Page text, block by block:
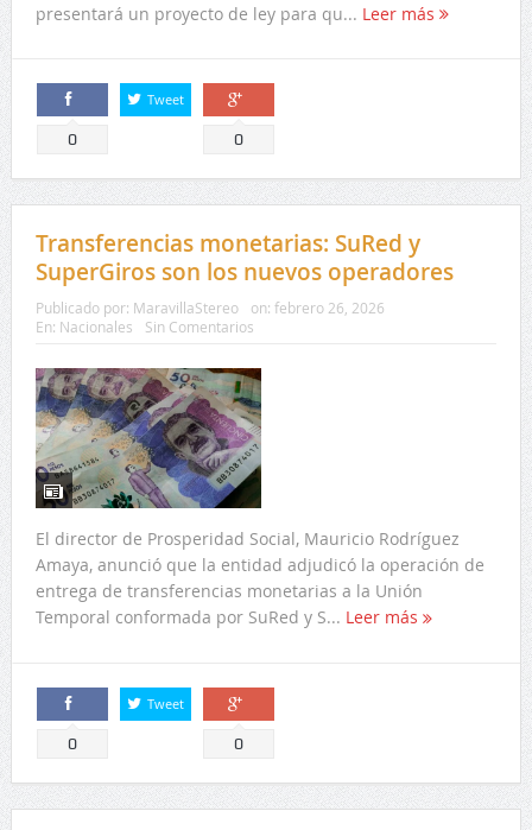
presentará un proyecto de ley para qu... Leer más
Comparte
0
Tweet
Comparte
0
Transferencias monetarias: SuRed y
SuperGiros son los nuevos operadores
Publicado por: MaravillaStereo on: febrero 26, 2026
En: Nacionales Sin Comentarios
El director de Prosperidad Social, Mauricio Rodríguez
Amaya, anunció que la entidad adjudicó la operación de
entrega de transferencias monetarias a la Unión
Temporal conformada por SuRed y S... Leer más
Comparte
0
Tweet
Comparte
0